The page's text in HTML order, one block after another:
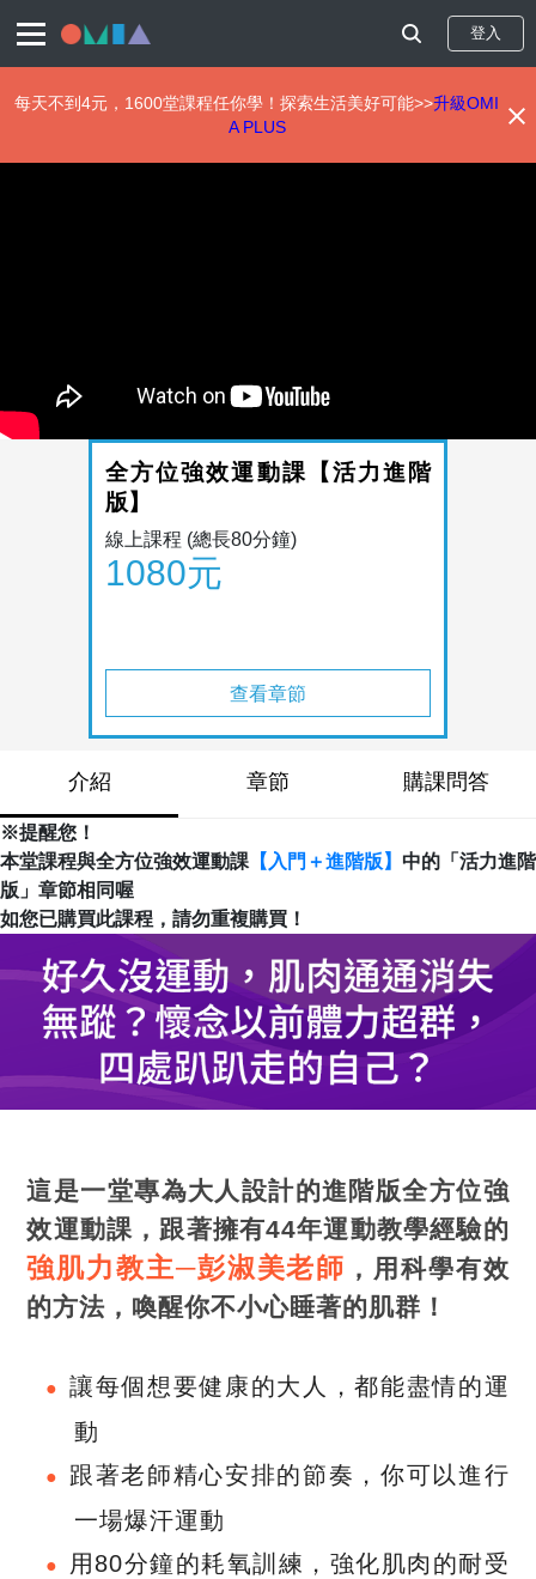
登入
每天不到4元，1600堂課程任你學！探索生活美好可能>>升級OMI
A PLUS
全方位強效運動課【活力進階
版】
線上課程 (總長80分鐘)
1080元
查看章節
介紹 章節 購課問答
※提醒您！
本堂課程與全方位強效運動課 【入門＋進階版】 中的「活力進階
版」章節相同喔
如您已購買此課程，請勿重複購買！
這是一堂專為大人設計的進階版全方位強
效運動課，跟著擁有44年運動教學經驗的
強肌力教主─彭淑美老師 ，用科學有效
的方法，喚醒你不小心睡著的肌群！
讓每個想要健康的大人，都能盡情的運
動
跟著老師精心安排的節奏，你可以進行
一場爆汗運動
用80分鐘的耗氧訓練，強化肌肉的耐受